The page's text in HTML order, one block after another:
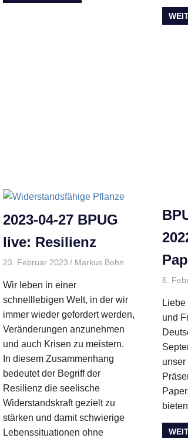
2023-04-27 BPUG
live: Resilienz
23. Februar 2023 Markus Bohn
Wir leben in einer
schnelllebigen Welt, in der wir
immer wieder gefordert werden,
Veränderungen anzunehmen
und auch Krisen zu meistern.
In diesem Zusammenhang
bedeutet der Begriff der
Resilienz die seelische
Widerstandskraft gezielt zu
stärken und damit schwierige
Lebenssituationen ohne
6.
und
unser